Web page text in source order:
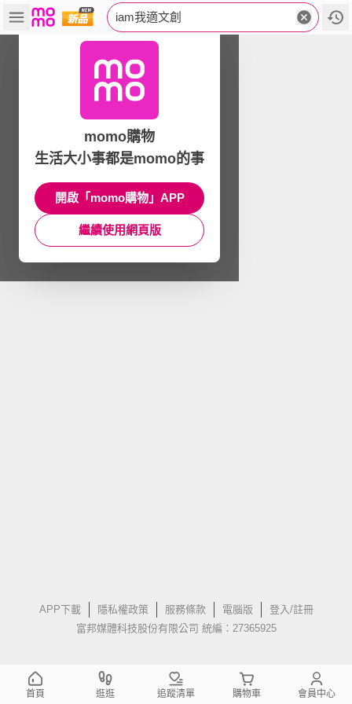
iam我適文創
APP下載 隱私權政策 服務條款 電腦版
登入/註冊
富邦媒體科技股份有限公司 統編：27365925
momo購物
生活大小事都是momo的事
開啟「momo購物」APP
繼續使用網頁版
首頁 逛逛 追蹤清單 購物車 會員中心